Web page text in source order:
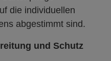
die individuellen
abgestimmt sind.
und Schutz